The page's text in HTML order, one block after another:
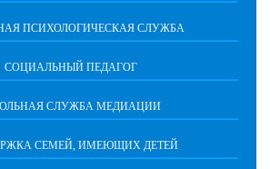
ПСИХОЛОГИЧЕСКАЯ СЛУЖБА
СОЦИАЛЬНЫЙ ПЕДАГОГ
СЛУЖБА МЕДИАЦИИ
СЕМЕЙ, ИМЕЮЩИХ ДЕТЕЙ